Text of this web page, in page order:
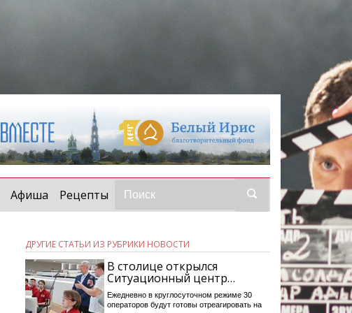
Афиша Рецепты
ДРУГИЕ СТАТЬИ ИЗ РУБРИКИ НОВОСТИ
В столице открылся
Ситуационный центр…
Ежедневно в круглосуточном режиме 30
операторов будут готовы отреагировать на